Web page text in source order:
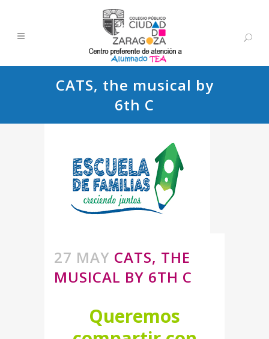
CATS, the musical by
6th C
27 MAY CATS, THE
MUSICAL BY 6TH C
Queremos